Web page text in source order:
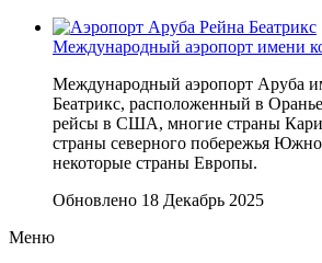
Международный аэропорт имени
Международный аэропорт Аруба
Беатрикс, расположенный в
рейсы в США, многие страны
страны северного побережья
некоторые страны Европы.
Обновлено 18 Декабрь 2025
Меню